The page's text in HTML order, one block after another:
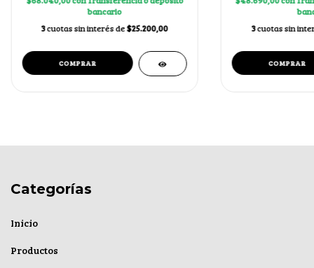
bancario
3cuotas sin interés de$25.200,00
3cuotas sin
Categorías
Inicio
Productos